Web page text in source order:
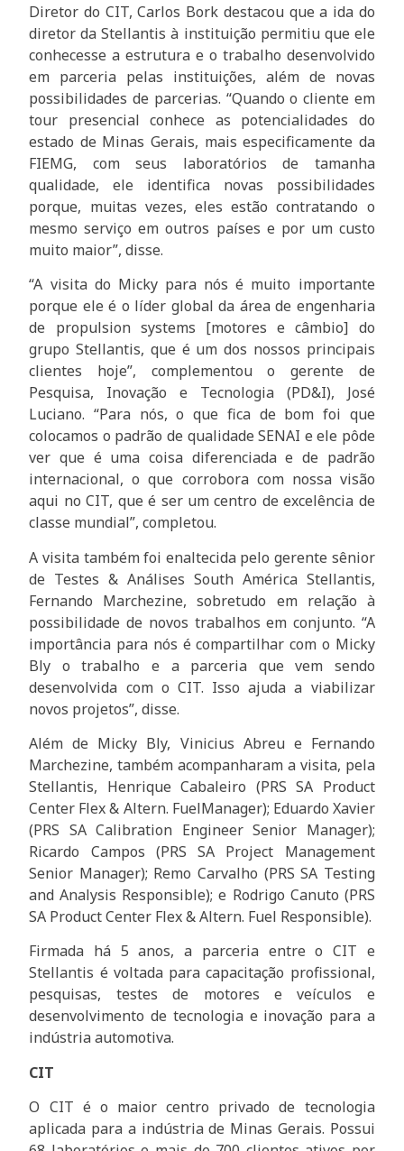
Diretor do CIT, Carlos Bork destacou que a ida do
diretor da Stellantis à instituição permitiu que ele
conhecesse a estrutura e o trabalho desenvolvido
em parceria pelas instituições, além de novas
possibilidades de parcerias. “Quando o cliente em
tour presencial conhece as potencialidades do
estado de Minas Gerais, mais especificamente da
FIEMG, com seus laboratórios de tamanha
qualidade, ele identifica novas possibilidades
porque, muitas vezes, eles estão contratando o
mesmo serviço em outros países e por um custo
muito maior”, disse.
“A visita do Micky para nós é muito importante
porque ele é o líder global da área de engenharia
de propulsion systems [motores e câmbio] do
grupo Stellantis, que é um dos nossos principais
clientes hoje”, complementou o gerente de
Pesquisa, Inovação e Tecnologia (PD&I), José
Luciano. “Para nós, o que fica de bom foi que
colocamos o padrão de qualidade SENAI e ele pôde
ver que é uma coisa diferenciada e de padrão
internacional, o que corrobora com nossa visão
aqui no CIT, que é ser um centro de excelência de
classe mundial”, completou.
A visita também foi enaltecida pelo gerente sênior
de Testes & Análises South América Stellantis,
Fernando Marchezine, sobretudo em relação à
possibilidade de novos trabalhos em conjunto. “A
importância para nós é compartilhar com o Micky
Bly o trabalho e a parceria que vem sendo
desenvolvida com o CIT. Isso ajuda a viabilizar
novos projetos”, disse.
Além de Micky Bly, Vinicius Abreu e Fernando
Marchezine, também acompanharam a visita, pela
Stellantis, Henrique Cabaleiro (PRS SA Product
Center Flex & Altern. FuelManager); Eduardo Xavier
(PRS SA Calibration Engineer Senior Manager);
Ricardo Campos (PRS SA Project Management
Senior Manager); Remo Carvalho (PRS SA Testing
and Analysis Responsible); e Rodrigo Canuto (PRS
SA Product Center Flex & Altern. Fuel Responsible).
Firmada há 5 anos, a parceria entre o CIT e
Stellantis é voltada para capacitação profissional,
pesquisas, testes de motores e veículos e
desenvolvimento de tecnologia e inovação para a
indústria automotiva.
CIT
O CIT é o maior centro privado de tecnologia
aplicada para a indústria de Minas Gerais. Possui